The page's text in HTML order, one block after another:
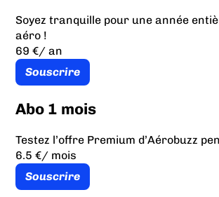
Soyez tranquille pour une année
aéro !
69 €/ an
Souscrire
Abo 1 mois
Testez l’offre Premium d’Aérobuzz
6.5 €/ mois
Souscrire